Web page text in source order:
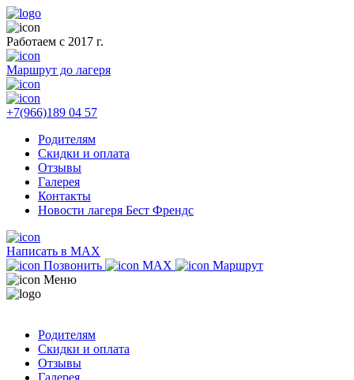
Работаем с 2017 г.
Маршрут до лагеря
+7(966)189 04 57
Родителям
Скидки и оплата
Отзывы
Галерея
Контакты
Новости лагеря Бест Френдс
Написать в MAX
Позвонить
MAX
Маршрут
Меню
Родителям
Скидки и оплата
Отзывы
Галерея